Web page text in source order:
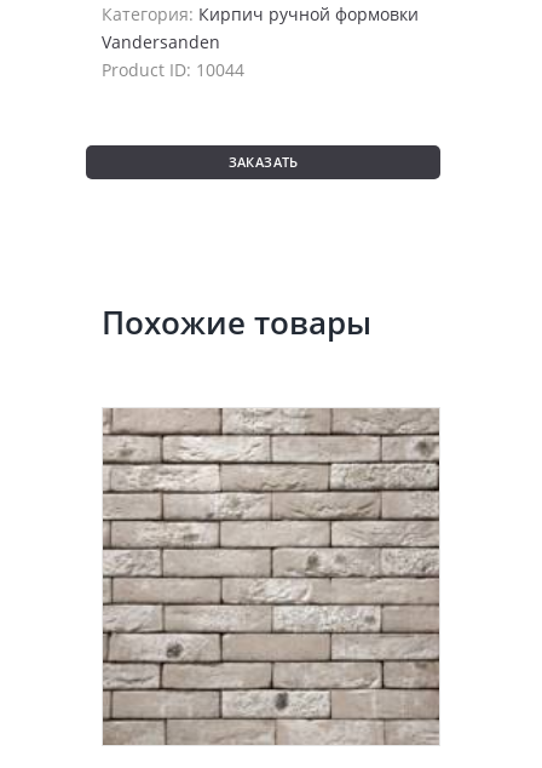
Категория: Кирпич ручной формовки
Vandersanden
Product ID: 10044
ЗАКАЗАТЬ
Похожие товары